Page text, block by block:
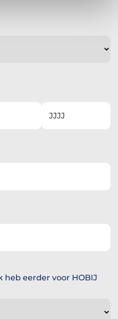
heb eerder voor HOBIJ